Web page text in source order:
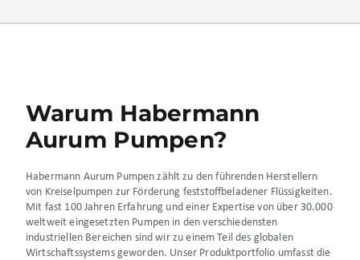
Warum Habermann
Aurum Pumpen?
Habermann Aurum Pumpen zählt zu den führenden Herstellern
von Kreiselpumpen zur Förderung feststoffbeladener Flüssigkeiten.
Mit fast 100 Jahren Erfahrung und einer Expertise von über 30.000
weltweit eingesetzten Pumpen in den verschiedensten
industriellen Bereichen sind wir zu einem Teil des globalen
Wirtschaftssystems geworden. Unser Produktportfolio umfasst die